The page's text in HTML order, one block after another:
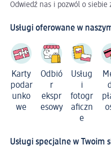
Odwiedź nas i pozwól o siebie
Usługi oferowane w
Karty
podar
unko
we
Odbió
r
ekspr
esowy
Usług
i
fotogr
aficzn
e
Usługi specjalne w Twoim